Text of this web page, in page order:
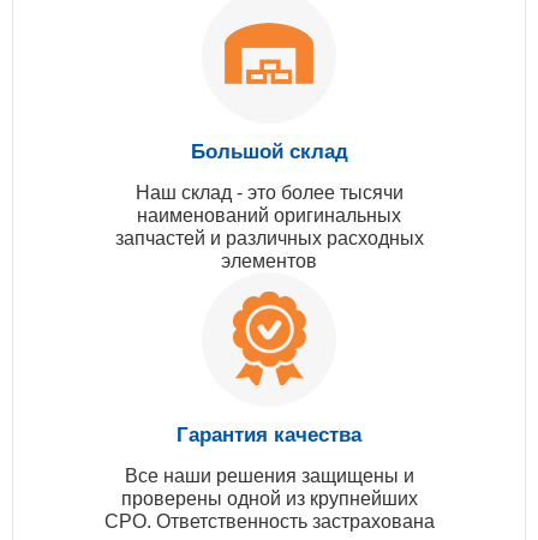
Большой склад
Наш склад - это более тысячи
наименований оригинальных
запчастей и различных расходных
элементов
Гарантия качества
Все наши решения защищены и
проверены одной из крупнейших
СРО. Ответственность застрахована